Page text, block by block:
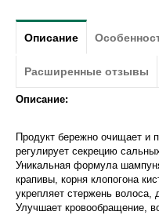
Описание
Расширенные отзывы
Описание:
Продукт бережно очищает и
регулирует секрецию
Уникальная формула
крапивы, корня клопогона
укрепляет стержень волоса,
Улучшает кровообращение,